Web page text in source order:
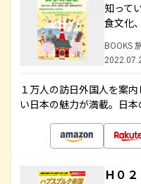
知って
食文化
BOOKS
１万人の訪日外国人を案
い日本の魅力が満載。日
Ｈ０